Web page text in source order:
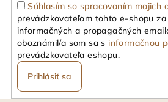
Súhlasím so spracovaním mojich
prevádzkovateľom tohto e-shopu
informačných a propagačných
oboznámil/a som sa s informačnou
prevádzkovateľa eshopu.
Prihlásiť sa